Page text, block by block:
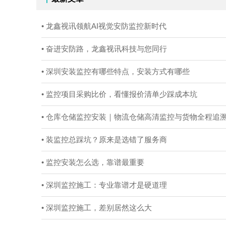
• 龙鑫视讯领航AI视觉安防监控新时代
• 奋进安防路，龙鑫视讯科技与您同行
• 深圳安装监控有哪些特点，安装方式有哪些
• 监控项目采购比价，看懂报价清单少踩成本坑
• 仓库仓储监控安装｜物流仓储高清监控与货物全程追
• 装监控总踩坑？原来是选错了服务商
• 监控安装怎么选，靠谱最重要
• 深圳监控施工：专业靠谱才是硬道理
• 深圳监控施工，差别居然这么大